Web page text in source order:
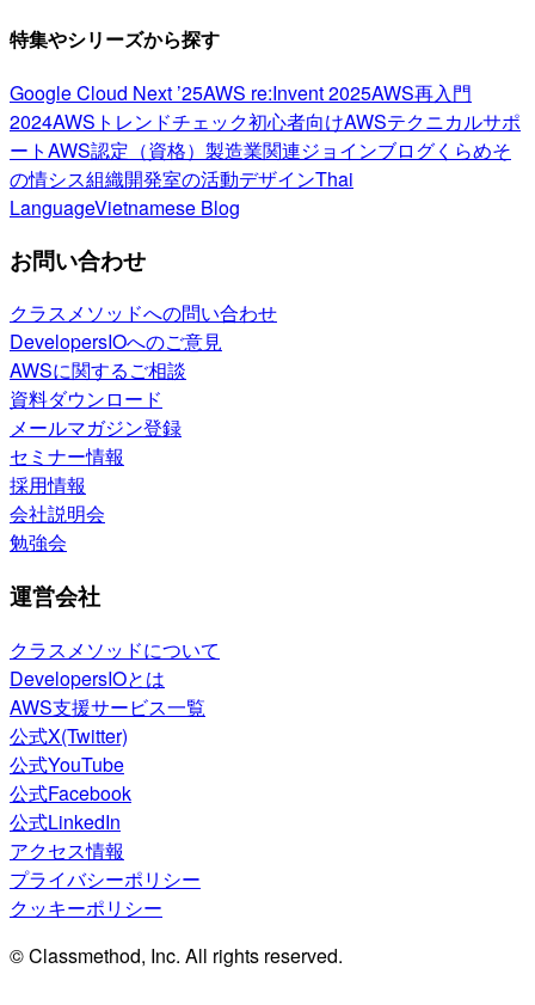
特集やシリーズから探す
Google Cloud Next ’25AWS re:Invent 2025AWS再入門
2024AWSトレンドチェック初心者向けAWSテクニカルサポ
ートAWS認定（資格） 製造業関連ジョインブログくらめそ
の情シス組織開発室の活動デザインThai
LanguageVietnamese Blog
お問い合わせ
クラスメソッドへの問い合わせ
DevelopersIOへのご意見
AWSに関するご相談
資料ダウンロード
メールマガジン登録
セミナー情報
採用情報
会社説明会
勉強会
運営会社
クラスメソッドについて
DevelopersIOとは
AWS支援サービス一覧
公式X(Twitter)
公式YouTube
公式Facebook
公式LinkedIn
アクセス情報
プライバシーポリシー
クッキーポリシー
© Classmethod, Inc. All rights reserved.